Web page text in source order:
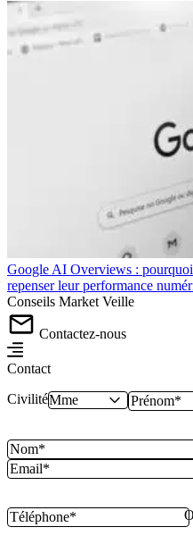
Google AI Overviews :
repenser leur performance
Conseils Market Veille
Contactez-nous
Contact
Civilité